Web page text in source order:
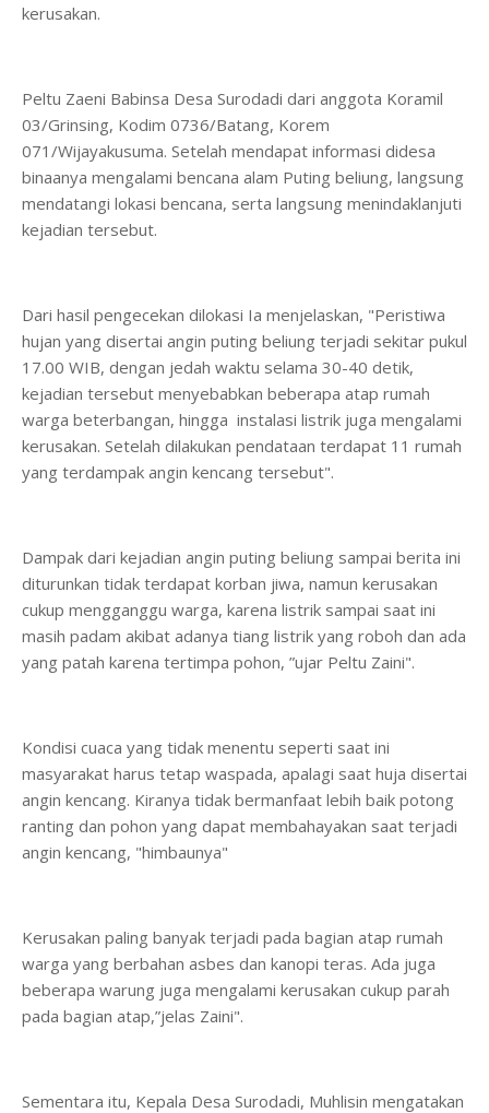
kerusakan.
Peltu Zaeni Babinsa Desa Surodadi dari anggota Koramil
03/Grinsing, Kodim 0736/Batang, Korem
071/Wijayakusuma. Setelah mendapat informasi didesa
binaanya mengalami bencana alam Puting beliung, langsung
mendatangi lokasi bencana, serta langsung menindaklanjuti
kejadian tersebut.
Dari hasil pengecekan dilokasi Ia menjelaskan, "Peristiwa
hujan yang disertai angin puting beliung terjadi sekitar pukul
17.00 WIB, dengan jedah waktu selama 30-40 detik,
kejadian tersebut menyebabkan beberapa atap rumah
warga beterbangan, hingga instalasi listrik juga mengalami
kerusakan. Setelah dilakukan pendataan terdapat 11 rumah
yang terdampak angin kencang tersebut".
Dampak dari kejadian angin puting beliung sampai berita ini
diturunkan tidak terdapat korban jiwa, namun kerusakan
cukup mengganggu warga, karena listrik sampai saat ini
masih padam akibat adanya tiang listrik yang roboh dan ada
yang patah karena tertimpa pohon, ”ujar Peltu Zaini".
Kondisi cuaca yang tidak menentu seperti saat ini
masyarakat harus tetap waspada, apalagi saat huja disertai
angin kencang. Kiranya tidak bermanfaat lebih baik potong
ranting dan pohon yang dapat membahayakan saat terjadi
angin kencang, "himbaunya"
Kerusakan paling banyak terjadi pada bagian atap rumah
warga yang berbahan asbes dan kanopi teras. Ada juga
beberapa warung juga mengalami kerusakan cukup parah
pada bagian atap,”jelas Zaini".
Sementara itu, Kepala Desa Surodadi, Muhlisin mengatakan